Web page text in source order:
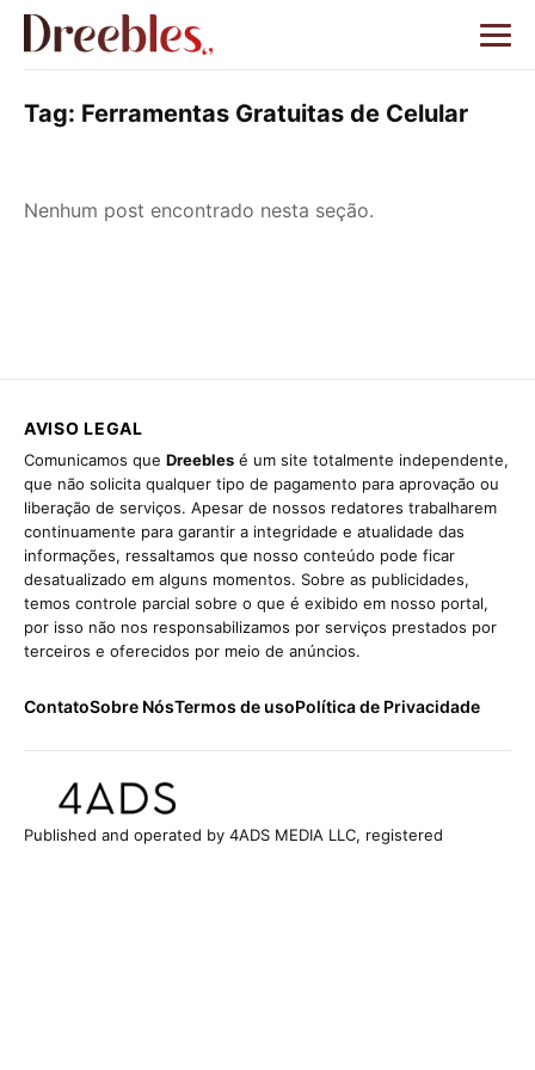
Tag: Ferramentas Gratuitas de Celular
Nenhum post encontrado nesta seção.
AVISO LEGAL
Comunicamos que Dreebles é um site totalmente independente,
que não solicita qualquer tipo de pagamento para aprovação ou
liberação de serviços. Apesar de nossos redatores trabalharem
continuamente para garantir a integridade e atualidade das
informações, ressaltamos que nosso conteúdo pode ficar
desatualizado em alguns momentos. Sobre as publicidades,
temos controle parcial sobre o que é exibido em nosso portal,
por isso não nos responsabilizamos por serviços prestados por
terceiros e oferecidos por meio de anúncios.
ContatoSobre NósTermos de usoPolítica de Privacidade
Published and operated by 4ADS MEDIA LLC, registered